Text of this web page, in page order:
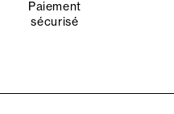
Paiement
sécurisé